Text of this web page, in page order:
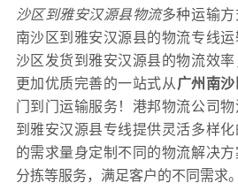
沙区到雅安汉源县物流多种运输方
南沙区到雅安汉源县的物流专线
沙区发货到雅安汉源县的物流效
更加优质完善的一站式从 广州南
门到门运输服务！港邦物流公司
到雅安汉源县专线提供灵活多样
的需求量身定制不同的物流解决方
分拣等服务，满足客户的不同需求。